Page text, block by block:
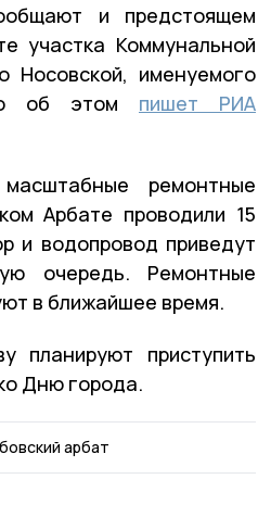
и предстоящем
участка Коммунальной
Носовской, именуемого
об этом пишет РИА
ремонтные
Арбате проводили 15
и водопровод приведут
очередь. Ремонтные
в ближайшее время.
планируют приступить
Дню города.
арбат